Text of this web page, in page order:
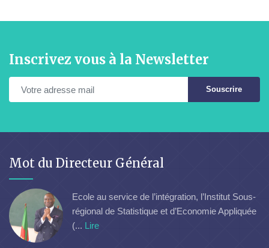
Inscrivez vous à la Newsletter
Souscrire
Mot du Directeur Général
Ecole au service de l’intégration, l’Institut Sous-
régional de Statistique et d’Economie Appliquée
(... Lire